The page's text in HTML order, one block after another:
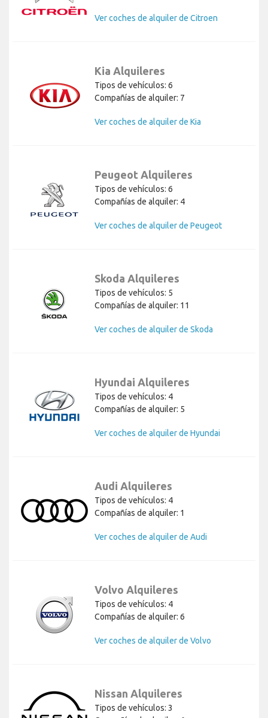
Ver coches de alquiler de Citroen
Kia Alquileres
Tipos de vehículos: 6
Compañías de alquiler: 7
Ver coches de alquiler de Kia
Peugeot Alquileres
Tipos de vehículos: 6
Compañías de alquiler: 4
Ver coches de alquiler de Peugeot
Skoda Alquileres
Tipos de vehículos: 5
Compañías de alquiler: 11
Ver coches de alquiler de Skoda
Hyundai Alquileres
Tipos de vehículos: 4
Compañías de alquiler: 5
Ver coches de alquiler de Hyundai
Audi Alquileres
Tipos de vehículos: 4
Compañías de alquiler: 1
Ver coches de alquiler de Audi
Volvo Alquileres
Tipos de vehículos: 4
Compañías de alquiler: 6
Ver coches de alquiler de Volvo
Nissan Alquileres
Tipos de vehículos: 3